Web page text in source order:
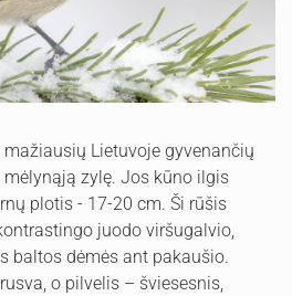
Lietuvoje gyvenančių
zylę. Jos kūno ilgis
plotis - 17-20 cm. Ši rūšis
juodo viršugalvio,
baltos dėmės ant pakaušio.
o pilvelis – šviesesnis,